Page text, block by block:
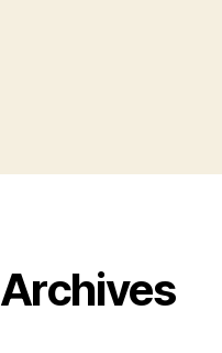
Archives